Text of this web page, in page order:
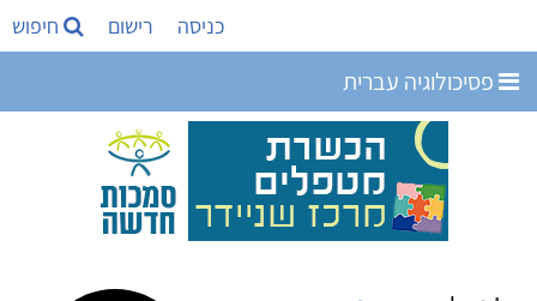
כניסה רישום חיפוש
פסיכולוגיה עברית